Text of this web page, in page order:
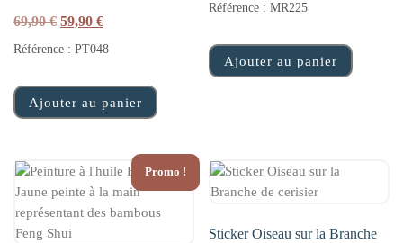
69,90€ Le prix initial était : 69,90 €.
59,90 €Le prix actuel est : 59,90 €.
Référence : PT048
Ajouter au panier
Référence : MR225
Ajouter au panier
Promo !
Sticker Oiseau sur la Branche